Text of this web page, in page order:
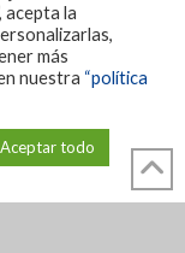
acepta la
más
nuestra “política
Aceptar todo